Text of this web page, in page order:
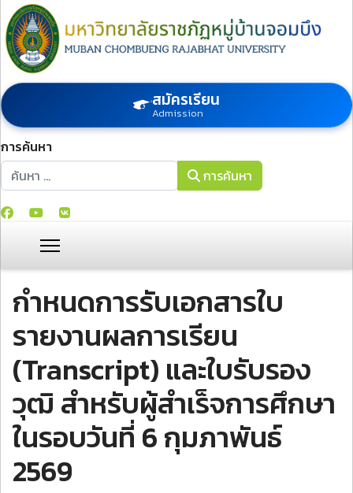
สมัครเรียน
Admission
การค้นหา
การค้นหา
การค้นหา
กำหนดการรับเอกสารใบ
รายงานผลการเรียน
(Transcript) และใบรับรอง
วุฒิ สำหรับผู้สำเร็จการศึกษา
ในรอบวันที่ 6 กุมภาพันธ์
2569